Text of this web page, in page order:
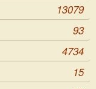
13079
93
4734
15